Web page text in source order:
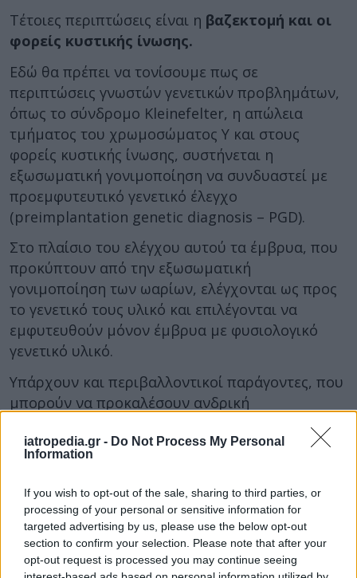
iatropedia.gr - Do Not Process My Personal
Information
If you wish to opt-out of the sale, sharing to third parties, or
processing of your personal or sensitive information for
targeted advertising by us, please use the below opt-out
section to confirm your selection. Please note that after your
opt-out request is processed you may continue seeing
Τέτοιες περιπτώσεις είναι η βαζεκτομή και οι
φορείς κυστικής ίνωσης.
Εδώ θα πρέπει να τονίσουμε πως σε
περιπτώσεις γνωστών γενετικών προβλημάτων,
όπως το σύνδρομο Kleinefelter, η απώλεια
τμήματος του χρωμοσώματος Υ και στους
φορείς κυστικής ίνωσης, συστήνεται η
εξωσωματική γονιμοποίηση να συνδυαστεί με
προεμφυτευτικό γενετικό έλεγχο
(preimplantation genetic diagnosis – PGD).
Στο πλαίσιο του ελέγχου αυτού τα έμβρυα, που
προκύπτουν από την εξωσωματική
γονιμοποίηση των ωαρίων, ελέγχονται ως προς
το γενετικό τους υλικό και επιλέγονται να
εμφυτευθούν μόνον έμβρυα με φυσιολογικό
γενετικό υλικό.
Υπάρχουν και περιβαλλοντικοί παράγοντες, που
μπορούν να προκαλέσουν ανδρική
Στους παράγοντες αυτούς συμπερλιλαμβάνεται
την κατάλληλη προστασία σε βιομηχανικές
χημικές ουσίες, όπως είναι τα εντομοκτόνα και
τα παρασιτοκτόνα.
Άλλος τέτοιος περιβαλλοντικός παράγων είναι η